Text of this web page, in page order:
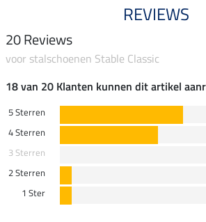
REVIEWS
20 Reviews
voor stalschoenen Stable Classic
18 van 20 Klanten kunnen dit artikel
5 Sterren
4 Sterren
3 Sterren
2 Sterren
1 Ster